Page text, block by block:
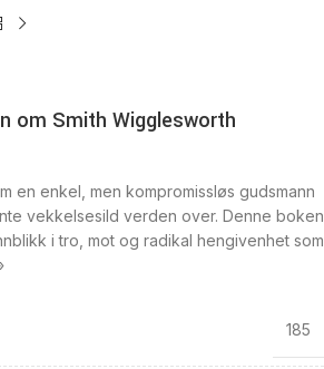
om Smith Wigglesworth
en enkel, men kompromissløs gudsmann
vekkelsesild verden over. Denne boken
i tro, mot og radikal hengivenhet som
185